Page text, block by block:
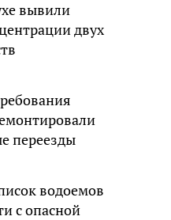
вывили
двух
переезды
водоемов
с опасной